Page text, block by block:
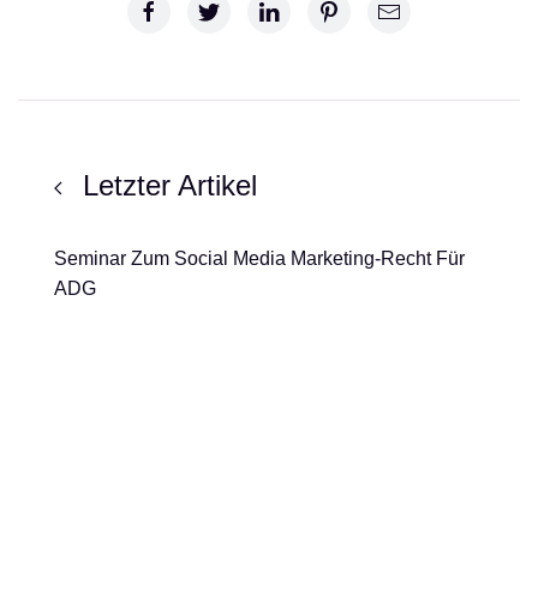
Letzter Artikel
Seminar Zum Social Media Marketing-Recht Für
ADG